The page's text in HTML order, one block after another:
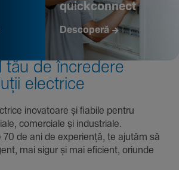
quickconnect
Descoperă
tău de încre­dere
electrice
inova­toare și fiabile pentru
comer­ciale și indus­triale.
ani de expe­riență, te ajutăm să
mai sigur și mai eficient, oriunde